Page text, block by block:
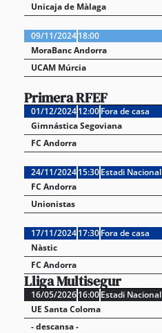
Unicaja de Màlaga
09/11/202418:00
MoraBanc Andorra
UCAM Múrcia
Primera RFEF
01/12/202412:00Fora de casa
Gimnástica Segoviana
FC Andorra
24/11/202415:30Estadi Nacional
FC Andorra
Unionistas
17/11/202417:30Fora de casa
Nàstic
FC Andorra
Lliga Multisegur
16/05/202616:00Estadi Nacional
UE Santa Coloma
- descansa -